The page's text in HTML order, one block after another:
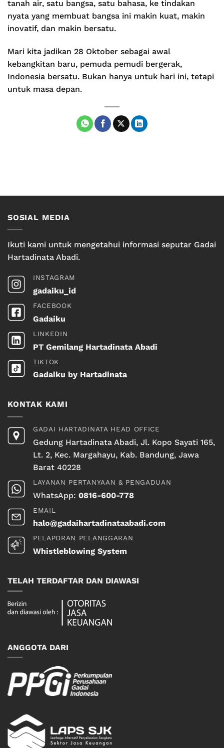
tanah air, satu bangsa, satu bahasa, ke tindakan
nyata yang membuat bangsa ini makin kuat, makin
inovatif, dan makin bersatu.
Mari kita jadikan 28 Oktober sebagai awal
kebangkitan baru, pemuda pemudi bergerak,
Indonesia bersatu. Bukan hanya untuk hari ini, tetapi
untuk masa depan.
SOSIAL MEDIA
Ikuti kami untuk mengetahui informasi seputar Gadai
Hartadinata Abadi.
INSTAGRAM
gadaiku_id
FACEBOOK
Gadaiku
LINKEDIN
PT Gemilang Hartadinata Abadi
TIKTOK
Gadaiku by Hartadinata
KONTAK KAMI
GADAI HARTADINATA HEAD OFFICE
Gedung Hartadinata Abadi, Jl. Kopo Sayati 165,
Lt. 2, Kec. Margahayu, Kab. Bandung, Jawa
Barat 40228
LAYANAN PERTANYAAN & PENGADUAN
WhatsApp: 0816-600-778
EMAIL
halo@gadaihartadinataabadi.com
PELAPORAN PELANGGARAN
Whistleblowing System
TELAH TERDAFTAR DAN DIAWASI
ANGGOTA DARI